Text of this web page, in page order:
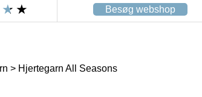
Besøg webshop
> Hjertegarn All Seasons